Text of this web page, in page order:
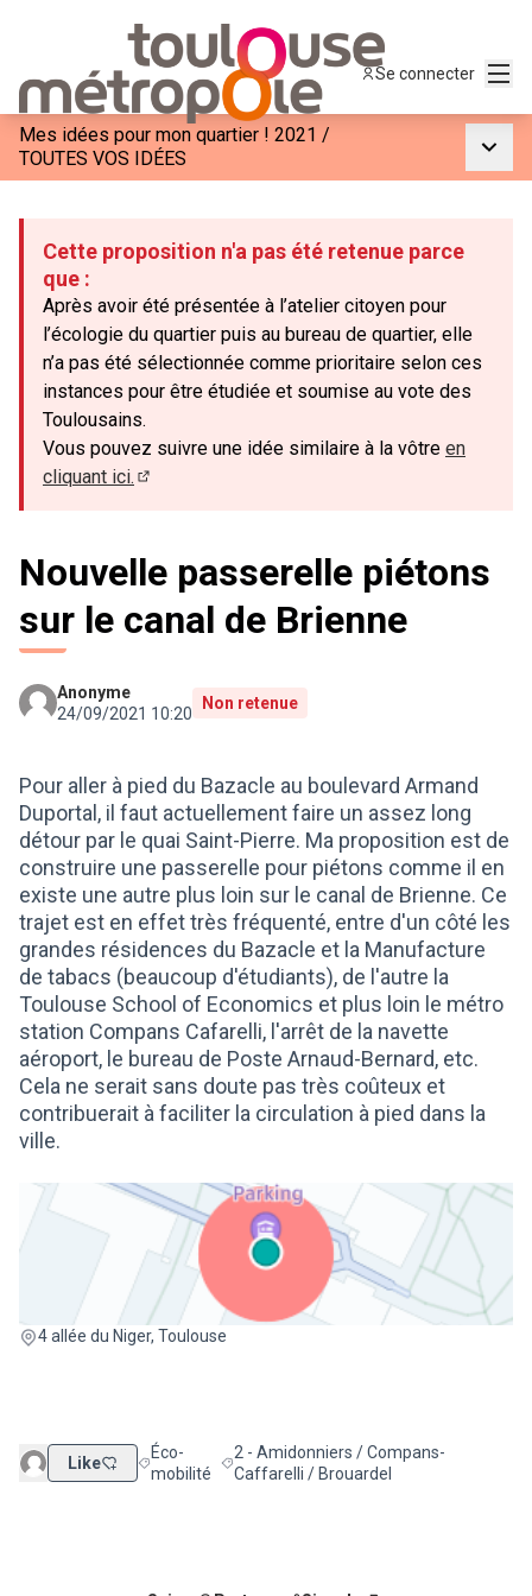
Se connecter
Mes idées pour mon quartier ! 2021 /
TOUTES VOS IDÉES
Cette proposition n'a pas été retenue parce
que :
Après avoir été présentée à l’atelier citoyen pour
l’écologie du quartier puis au bureau de quartier, elle
n’a pas été sélectionnée comme prioritaire selon ces
instances pour être étudiée et soumise au vote des
Toulousains.
Vous pouvez suivre une idée similaire à la vôtre en
cliquant ici.
Nouvelle passerelle piétons
sur le canal de Brienne
Anonyme
24/09/2021 10:20
Non retenue
Pour aller à pied du Bazacle au boulevard Armand
Duportal, il faut actuellement faire un assez long
détour par le quai Saint-Pierre. Ma proposition est de
construire une passerelle pour piétons comme il en
existe une autre plus loin sur le canal de Brienne. Ce
trajet est en effet très fréquenté, entre d'un côté les
grandes résidences du Bazacle et la Manufacture
de tabacs (beaucoup d'étudiants), de l'autre la
Toulouse School of Economics et plus loin le métro
station Compans Cafarelli, l'arrêt de la navette
aéroport, le bureau de Poste Arnaud-Bernard, etc.
Cela ne serait sans doute pas très coûteux et
contribuerait à faciliter la circulation à pied dans la
ville.
4 allée du Niger, Toulouse
(Lien externe)
Like Filtrer les résultats de la catégorie : Éco-mobilité
Éco-
mobilité
Filtrer les résultats pour le secteur : 2 -
2 - Amidonniers / Compans-
Caffarelli / Brouardel